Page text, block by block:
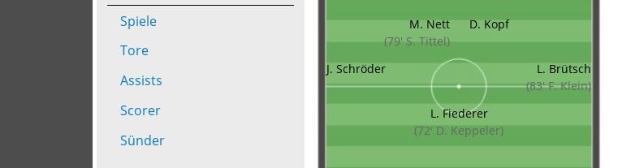
Spiele
Tore
Assists
Scorer
Sünder
M. Nett
(79' S. Tittel)
D. Kopf
J. Schröder
L. Brütsch
(83' F. Klein)
L. Fiederer
(72' D. Keppeler)